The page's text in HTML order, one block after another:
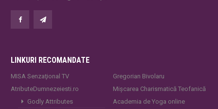
LINKURI RECOMANDATE
MISA Senzaţional TV
AtributeDumnezeiesti.ro
Godly Attributes
Gregorian Bivolaru
Mișcarea Charismatică Teofanică
Academia de Yoga online